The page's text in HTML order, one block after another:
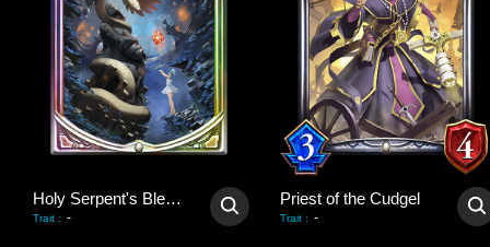
Holy Serpent's Blessing
Trait : -
Priest of the Cudgel
Trait : -